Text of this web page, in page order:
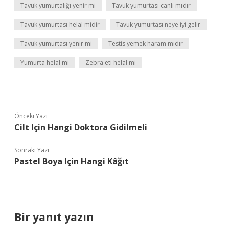
Tavuk yumurtalığı yenir mi Tavuk yumurtası canlı mıdır
Tavuk yumurtası helal midir Tavuk yumurtası neye iyi gelir
Tavuk yumurtası yenir mi Testis yemek haram mıdır
Yumurta helal mi Zebra eti helal mi
Önceki Yazı
Cilt Için Hangi Doktora Gidilmeli
Sonraki Yazı
Pastel Boya Için Hangi Kâğıt
Bir yanıt yazın